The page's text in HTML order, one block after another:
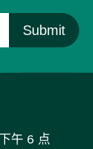
Submit
午 6 点